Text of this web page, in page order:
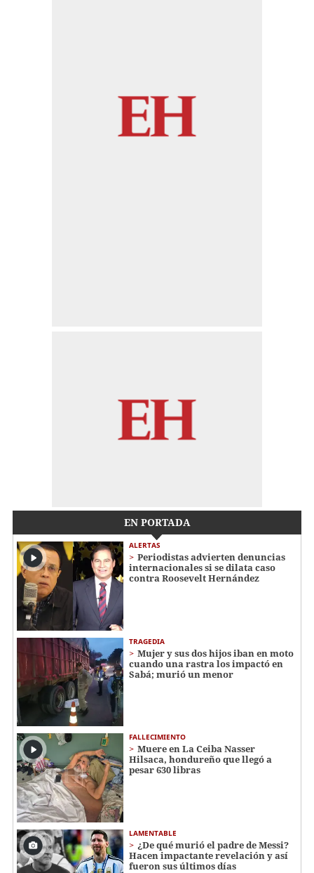
EN PORTADA
ALERTAS
Periodistas advierten denuncias
internacionales si se dilata caso
contra Roosevelt Hernández
TRAGEDIA
Mujer y sus dos hijos iban en moto
cuando una rastra los impactó en
Sabá; murió un menor
FALLECIMIENTO
Muere en La Ceiba Nasser
Hilsaca, hondureño que llegó a
pesar 630 libras
LAMENTABLE
¿De qué murió el padre de Messi?
Hacen impactante revelación y así
fueron sus últimos días